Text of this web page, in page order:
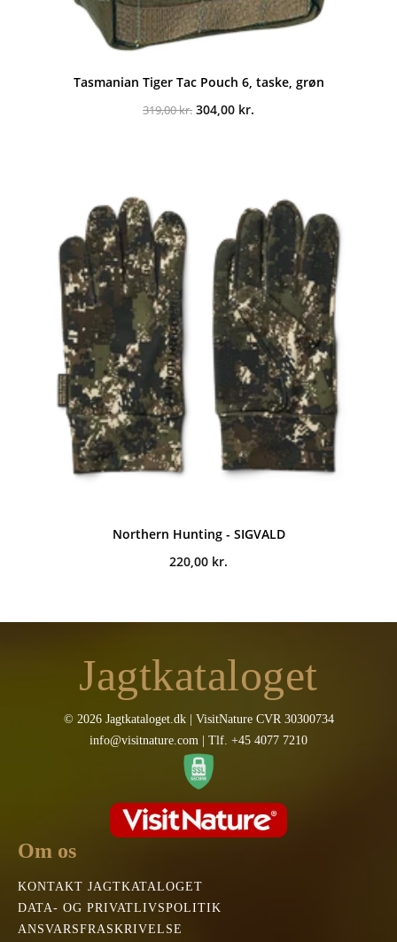
Tasmanian Tiger Tac Pouch 6, taske, grøn
319,00kr. Den
304,00 kr.
Northern Hunting - SIGVALD
220,00 kr.
Jagtkataloget
© 2026 Jagtkataloget.dk | VisitNature CVR 30300734
info@visitnature.com | Tlf. +45 4077 7210
Om os
KONTAKT JAGTKATALOGET
DATA- OG PRIVATLIVSPOLITIK
ANSVARSFRASKRIVELSE